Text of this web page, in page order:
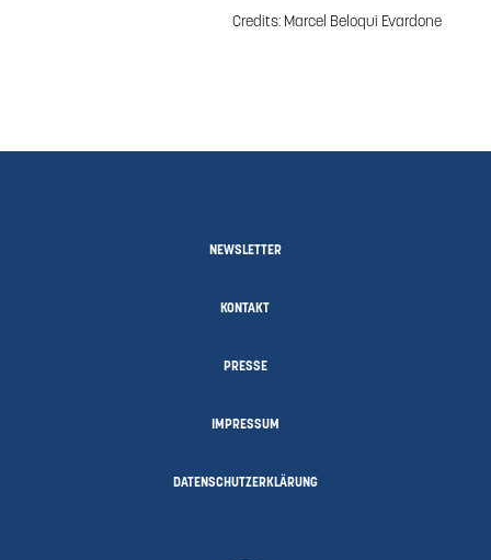
Credits: Marcel Beloqui Evardone
NEWSLETTER
KONTAKT
PRESSE
IMPRESSUM
DATENSCHUTZERKLÄRUNG